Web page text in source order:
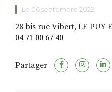
ALTER STRADA
Le 06 septembre 2022
28 bis rue Vibert, LE PUY
04 71 00 67 40
Partager